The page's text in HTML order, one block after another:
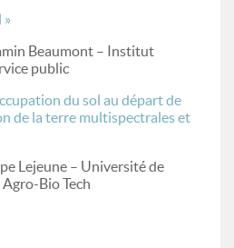
Beaumont – Institut
public
du sol au départ de
de la terre multispectrales et
Lejeune – Université de
Bio Tech